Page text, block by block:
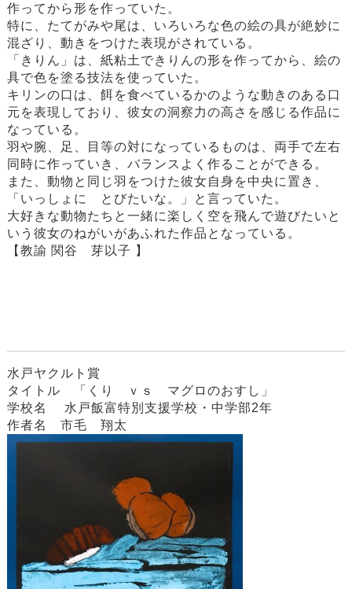
作ってから形を作っていた。
特に、たてがみや尾は、いろいろな色の絵の具が絶妙に
混ざり、動きをつけた表現がされている。
「きりん」は、紙粘土できりんの形を作ってから、絵の
具で色を塗る技法を使っていた。
キリンの口は、餌を食べているかのような動きのある口
元を表現しており、彼女の洞察力の高さを感じる作品に
なっている。
羽や腕、足、目等の対になっているものは、両手で左右
同時に作っていき、バランスよく作ることができる。
また、動物と同じ羽をつけた彼女自身を中央に置き、
「いっしょに とびたいな。」と言っていた。
大好きな動物たちと一緒に楽しく空を飛んで遊びたいと
いう彼女のねがいがあふれた作品となっている。
【教諭 関谷 芽以子 】
水戸ヤクルト賞
タイトル 「くり ｖｓ マグロのおすし」
学校名 水戸飯富特別支援学校・中学部2年
作者名 市毛 翔太